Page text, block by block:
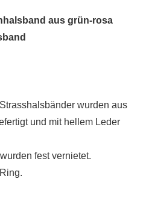
aus grün-rosa
wurden aus
und mit hellem Leder
fest vernietet.